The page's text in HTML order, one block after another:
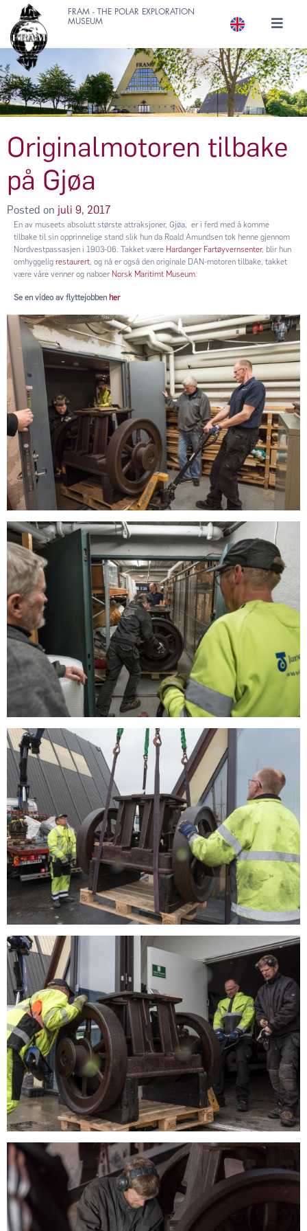
FRAM - THE POLAR EXPLORATION
MUSEUM
Originalmotoren tilbake
på Gjøa
Posted on juli 9, 2017
En av museets absolutt største attraksjoner, Gjøa, er i ferd med å komme
tilbake til sin opprinnelige stand slik hun da Roald Amundsen tok henne gjennom
Nordvestpassasjen i 1903-06. Takket være Hardanger Fartøyvernsenter, blir hun
omhyggelig restaurert, og nå er også den originale DAN-motoren tilbake, takket
være våre venner og naboer Norsk Maritimt Museum.
Se en video av flyttejobben her